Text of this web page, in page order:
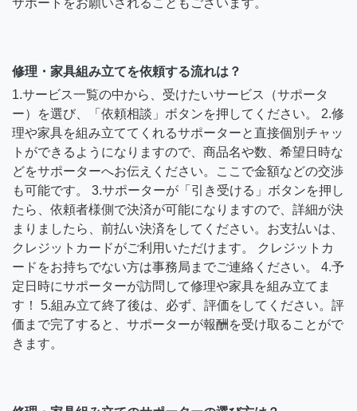
修理・家具組み立てを依頼する流れは？
1.サービス一覧の中から、受けたいサービス（サポータ
ー）を選び、「依頼相談」ボタンを押してください。 2.修
理や家具を組み立ててくれるサポーターと直接個別チャッ
トができるようになりますので、商品名や数、希望日時な
どをサポーターへお伝えください。ここで金額などの交渉
も可能です。 3.サポーターが「引き受ける」ボタンを押し
たら、依頼者様側で決済が可能になりますので、詳細が決
まりましたら、前払い決済をしてください。お支払いは、
クレジットカードがご利用いただけます。 クレジットカ
ードをお持ちでない方は事務局までご連絡ください。 4.予
定日時にサポーターが訪問して修理や家具を組み立てま
す！ 5.組み立て終了後は、必ず、評価をしてください。評
価まで完了すると、サポーターが報酬を受け取ることがで
きます。